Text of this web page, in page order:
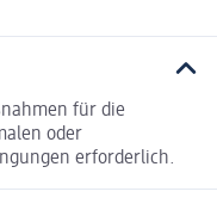
für die
oder
erforderlich.